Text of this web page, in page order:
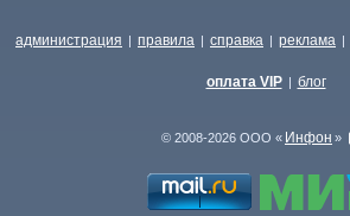
администрация | правила | справка | реклама |
оплата VIP | блог
© 2008-2026 ООО « Инфон »